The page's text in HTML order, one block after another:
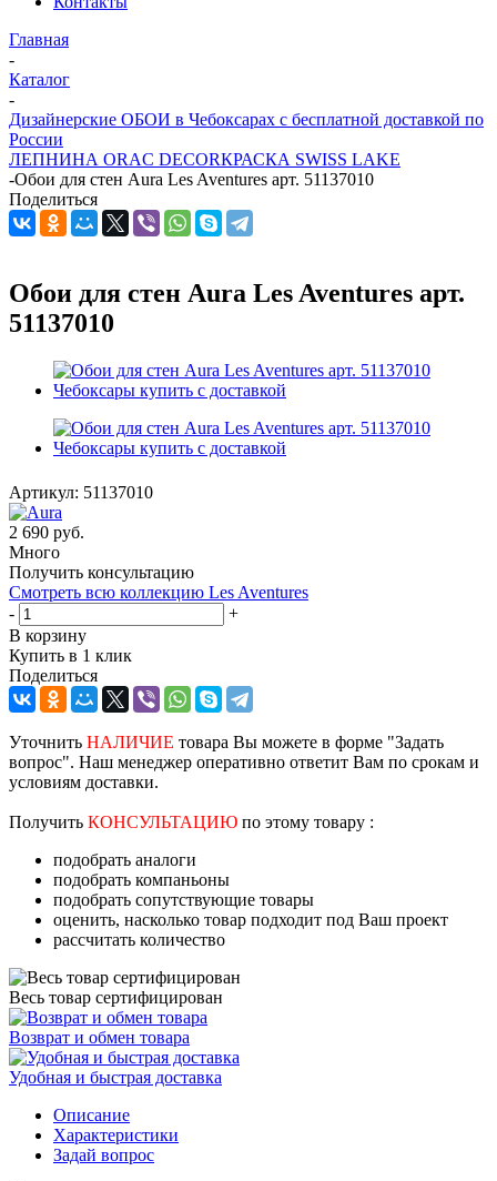
Главная
-
Каталог
-
Дизайнерские ОБОИ в Чебоксарах с бесплатной доставкой по
России
ЛЕПНИНА ORAC DECORКРАСКА SWISS LAKE
-Обои для стен Aura Les Aventures арт. 51137010
Поделиться
Обои для стен Aura Les Aventures арт.
51137010
Артикул: 51137010
2 690 руб.
Много
Получить консультацию
Смотреть всю коллекцию Les Aventures
-
+
В корзину
Купить в 1 клик
Поделиться
Уточнить НАЛИЧИЕ товара Вы можете в форме "Задать
вопрос". Наш менеджер оперативно ответит Вам по срокам и
условиям доставки.
Получить КОНСУЛЬТАЦИЮ по этому товару :
подобрать аналоги
подобрать компаньоны
подобрать сопутствующие товары
оценить, насколько товар подходит под Ваш проект
рассчитать количество
Весь товар сертифицирован
Возврат и обмен товара
Удобная и быстрая доставка
Описание
Характеристики
Задай вопрос